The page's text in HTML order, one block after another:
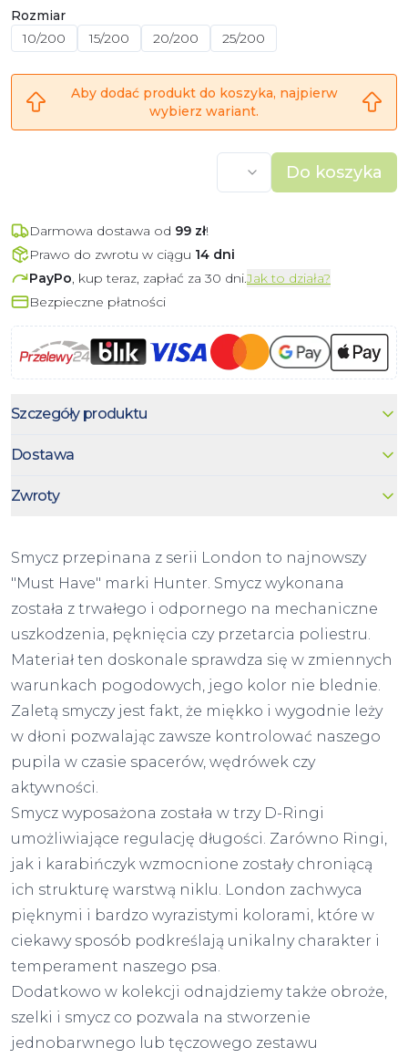
Rozmiar
10/200
15/200 20/200 25/200
Aby dodać produkt do koszyka, najpierw
wybierz wariant.
Do koszyka
Darmowa dostawa od 99 zł!
Prawo do zwrotu w ciągu 14 dni
PayPo, kup teraz, zapłać za 30 dni.Jak to działa?
Bezpieczne płatności
Szczegóły produktu
Dostawa
Zwroty
Smycz przepinana z serii London to najnowszy
"Must Have" marki Hunter. Smycz wykonana
została z trwałego i odpornego na mechaniczne
uszkodzenia, pęknięcia czy przetarcia poliestru.
Materiał ten doskonale sprawdza się w zmiennych
warunkach pogodowych, jego kolor nie blednie.
Zaletą smyczy jest fakt, że miękko i wygodnie leży
w dłoni pozwalając zawsze kontrolować naszego
pupila w czasie spacerów, wędrówek czy
aktywności.
Smycz wyposażona została w trzy D-Ringi
umożliwiające regulację długości. Zarówno Ringi,
jak i karabińczyk wzmocnione zostały chroniącą
ich strukturę warstwą niklu. London zachwyca
pięknymi i bardzo wyrazistymi kolorami, które w
ciekawy sposób podkreślają unikalny charakter i
temperament naszego psa.
Dodatkowo w kolekcji odnajdziemy także obroże,
szelki i smycz co pozwala na stworzenie
jednobarwnego lub tęczowego zestawu